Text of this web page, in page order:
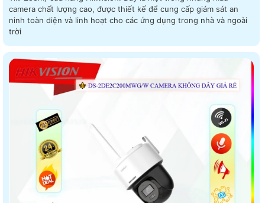
camera chất lượng cao, được thiết kế để cung cấp giám sát an
ninh toàn diện và linh hoạt cho các ứng dụng trong nhà và ngoài
trời